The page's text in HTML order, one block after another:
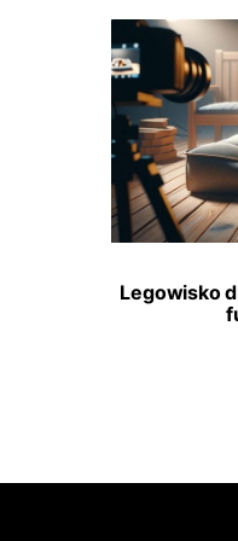
Legowisko